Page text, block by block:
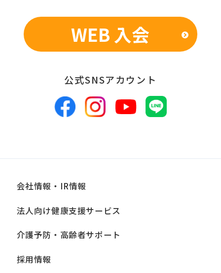
■個人情報の管理
当社は、お客様からお預かりした個人情
ざん、紛失等がないよう適正な管理に努
めます。当社において安全管理のために
講じている措置の内容については、本プ
■個人情報の開示
当社は、お客様からお預かりした個人情
本人の同意なく第三者に提供、開示いた
しません。ただし、法令により当社がお
WEB 入会
公式SNSアカウント
会社情報・IR情報
法人向け健康支援サービス
介護予防・高齢者サポート
採用情報